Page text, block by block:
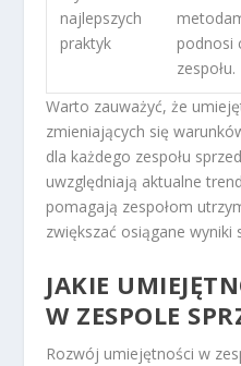
najlepszych
praktyk
podnosi
zespołu.
Warto zauważyć, że
zmieniających się
dla każdego zespołu
uwzględniają aktualne
pomagają zespołom
zwiększać osiągane wyniki
JAKIE
W ZESPOLE
Rozwój umiejętności w